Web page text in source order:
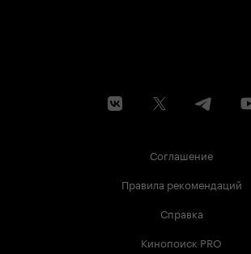
Соглашение
Правила рекомендаций
Справка
Кинопоиск PRO